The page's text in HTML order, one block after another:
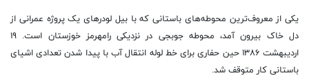
یکی از معروف‌ترین محوطه‌های باستانی که با بیل لودر‌های یک پروژه عمرانی از
دل خاک بیرون آمد، محوطه جوبجی در نزدیکی رامهرمز خوزستان است. ۱۹
اردیبهشت ۱۳۸۶ حین حفاری برای خط لوله انتقال آب با پیدا شدن تعدادی اشیای
باستانی کار متوقف شد.